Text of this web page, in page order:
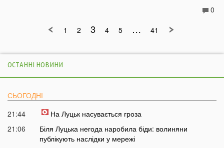
0
1 2 3 4 5 … 41
ОСТАННІ НОВИНИ
СЬОГОДНІ
21:44
На Луцьк насувається гроза
21:06
Біля Луцька негода наробила біди: волиняни
публікують наслідки у мережі